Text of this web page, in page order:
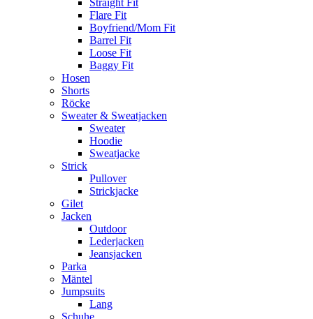
Straight Fit
Flare Fit
Boyfriend/Mom Fit
Barrel Fit
Loose Fit
Baggy Fit
Hosen
Shorts
Röcke
Sweater & Sweatjacken
Sweater
Hoodie
Sweatjacke
Strick
Pullover
Strickjacke
Gilet
Jacken
Outdoor
Lederjacken
Jeansjacken
Parka
Mäntel
Jumpsuits
Lang
Schuhe